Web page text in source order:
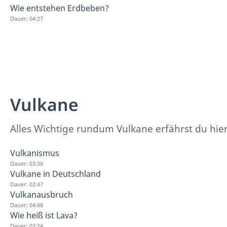
Wie entstehen Erdbeben?
Dauer: 04:27
Vulkane
Alles Wichtige rundum Vulkane erfährst du
Vulkanismus
Dauer: 03:38
Vulkane in Deutschland
Dauer: 02:47
Vulkanausbruch
Dauer: 04:48
Wie heiß ist Lava?
Dauer: 03:24